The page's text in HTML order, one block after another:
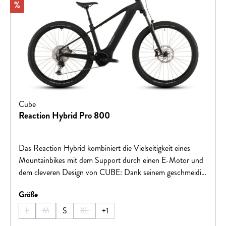
Rabatt
%
Cube
Reaction Hybrid Pro 800
Das Reaction Hybrid kombiniert die Vielseitigkeit eines
Mountainbikes mit dem Support durch einen E-Motor und
dem cleveren Design von CUBE: Dank seinem geschmeidig
Wh starken Akku sind jede Menge Power und Reichweite
garantiert, und zwar auf jeder Route, ob über Asphalt oder
im Gelände. Dabei macht die einfach bedienbare Shimano
Größeauswählen
L
(Diese Option ist zurzeit nicht verfügbar.)
M
(Diese Option ist zurzeit nicht verfügbar.)
S XL
(Diese Option ist zurzeit nicht verfügbar.)
+1